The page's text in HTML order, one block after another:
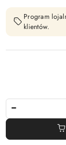
Program
klientów.